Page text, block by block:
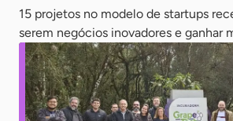
15 projetos no modelo de startups
serem negócios inovadores e ganhar